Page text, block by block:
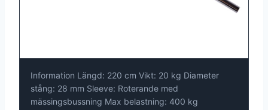
Information Längd: 220 cm Vikt: 20 kg Diameter
stång: 28 mm Sleeve: Roterande med
mässingsbussning Max belastning: 400 kg